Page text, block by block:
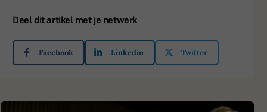
Deel dit artikel met je netwerk
Facebook Linkedin Twitter